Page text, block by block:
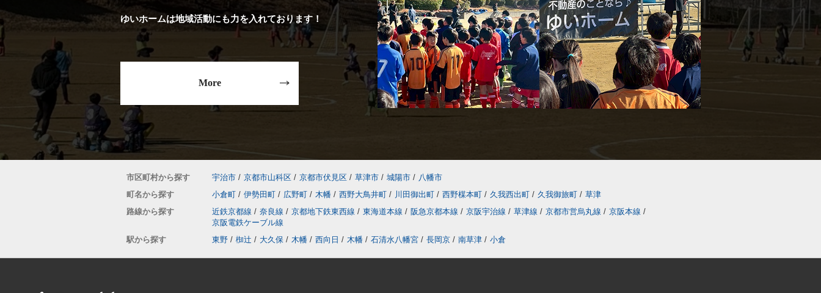
ゆいホームは地域活動にも力を入れております！
More
市区町村から探す 宇治市 / 京都市山科区 / 京都市伏見区 / 草津市 / 城陽市 / 八幡市
町名から探す
小倉町 / 伊勢田町 / 広野町 / 木幡 / 西野大鳥井町 / 川田御出町 / 西野楳本町 / 久我西出町 / 久我御旅町 / 草津
路線から探す
近鉄京都線 / 奈良線 / 京都地下鉄東西線 / 東海道本線 / 阪急京都本線 / 京阪宇治線 / 草津線 / 京都市営烏丸線 / 京阪本線 /
京阪電鉄ケーブル線
駅から探す
東野 / 椥辻 / 大久保 / 木幡 / 西向日 / 木幡 / 石清水八幡宮 / 長岡京 / 南草津 / 小倉